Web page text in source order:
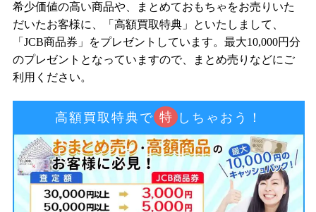
希少価値の高い商品や、まとめておもちゃをお売りいた
だいたお客様に、「高額買取特典」といたしまして、
「JCB商品券」をプレゼントしています。最大10,000円分
のプレゼントとなっていますので、まとめ売りなどにご
利用ください。
高額買取特典で 特 しちゃおう！